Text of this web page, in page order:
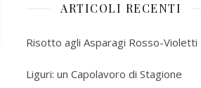
ARTICOLI RECENTI
Risotto agli Asparagi Rosso-Violetti
Liguri: un Capolavoro di Stagione